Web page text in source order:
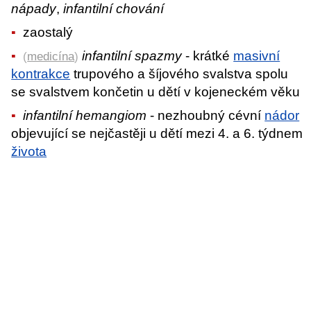
nápady,infantilní chování
zaostalý
(medicína) infantilní spazmy- krátké masivní
kontrakce trupového a šíjového svalstva spolu
se svalstvem končetin u dětí v kojeneckém věku
infantilní hemangiom - nezhoubný cévní nádor
objevující se nejčastěji u dětí mezi 4. a 6. týdnem
života